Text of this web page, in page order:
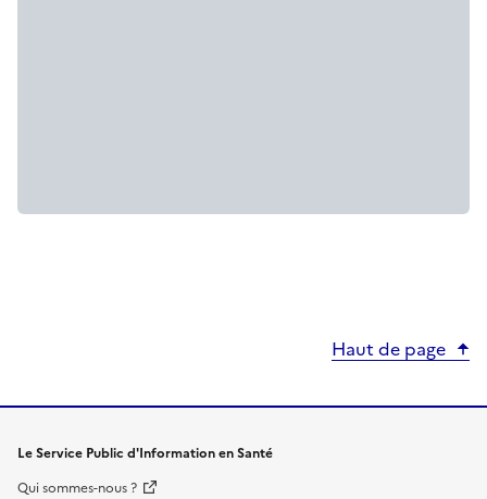
Haut de page
Le Service Public d'Information en Santé
Qui sommes-nous ?